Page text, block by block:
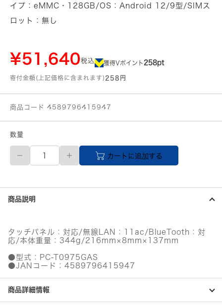
イプ：eMMC・128GB/OS：Android 12/9型/SIMス
ロット：無し
¥51,640税込 獲得Vポイント 258pt
寄付金額(上記価格に含まれます) 258円
商品コード 4589796415947
数量
LAVIE
T9
ア
ル
テ
ク
グ
ー/CPU：
MediaTek
モ
リ：
カートに追加する
商品説明
タッチパネル：対応/無線LAN：11ac/BlueTooth：対
応/本体重量：344g/216mm×8mm×137mm
●型式：PC-T0975GAS
●JANコード：4589796415947
商品詳細情報